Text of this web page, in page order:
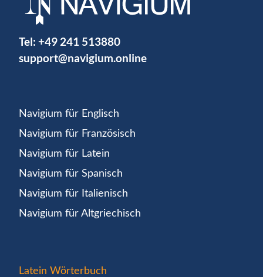
Tel: +49 241 513880
support@navigium.online
Navigium für Englisch
Navigium für Französisch
Navigium für Latein
Navigium für Spanisch
Navigium für Italienisch
Navigium für Altgriechisch
Latein Wörterbuch